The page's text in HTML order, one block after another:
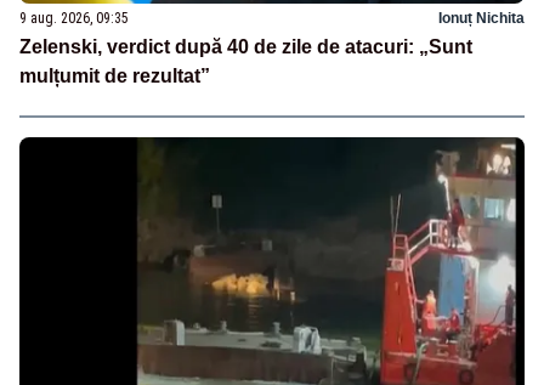
9 aug. 2026, 09:35 Ionuț Nichita
Zelenski, verdict după 40 de zile de atacuri: „Sunt
mulțumit de rezultat”